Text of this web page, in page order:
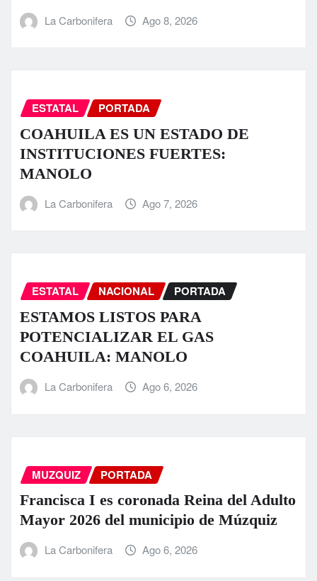
La Carbonifera Ago 8, 2026
ESTATAL PORTADA
COAHUILA ES UN ESTADO DE
INSTITUCIONES FUERTES:
MANOLO
La Carbonifera Ago 7, 2026
ESTATAL NACIONAL PORTADA
ESTAMOS LISTOS PARA
POTENCIALIZAR EL GAS
COAHUILA: MANOLO
La Carbonifera Ago 6, 2026
MUZQUIZ PORTADA
Francisca I es coronada Reina del Adulto
Mayor 2026 del municipio de Múzquiz
La Carbonifera Ago 6, 2026